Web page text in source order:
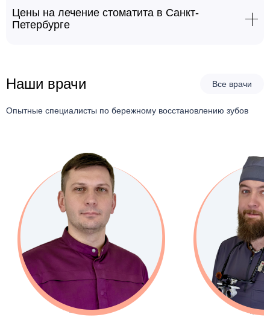
Цены на лечение стоматита в Санкт-
Петербурге
Наши врачи Все врачи
Опытные специалисты по бережному восстановлению зубов